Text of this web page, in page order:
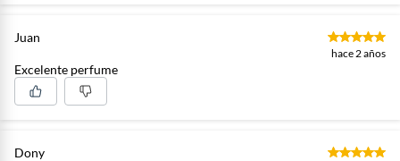
Juan
hace 2 años
Excelente perfume
Dony